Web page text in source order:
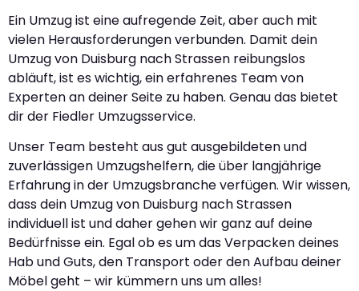
Ein Umzug ist eine aufregende Zeit, aber auch mit
vielen Herausforderungen verbunden. Damit dein
Umzug von Duisburg nach Strassen reibungslos
abläuft, ist es wichtig, ein erfahrenes Team von
Experten an deiner Seite zu haben. Genau das bietet
dir der Fiedler Umzugsservice.
Unser Team besteht aus gut ausgebildeten und
zuverlässigen Umzugshelfern, die über langjährige
Erfahrung in der Umzugsbranche verfügen. Wir wissen,
dass dein Umzug von Duisburg nach Strassen
individuell ist und daher gehen wir ganz auf deine
Bedürfnisse ein. Egal ob es um das Verpacken deines
Hab und Guts, den Transport oder den Aufbau deiner
Möbel geht – wir kümmern uns um alles!